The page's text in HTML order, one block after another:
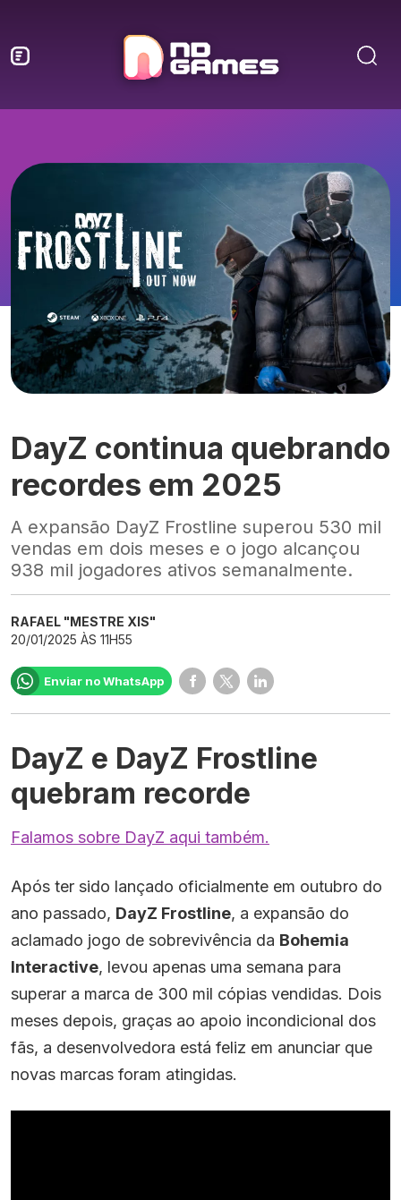
DayZ continua quebrando
recordes em 2025
A expansão DayZ Frostline superou 530 mil
vendas em dois meses e o jogo alcançou
938 mil jogadores ativos semanalmente.
RAFAEL "MESTRE XIS"
20/01/2025 ÀS 11H55
Enviar no WhatsApp
DayZ e DayZ Frostline
quebram recorde
Falamos sobre DayZ aqui também.
Após ter sido lançado oficialmente em outubro do
ano passado, DayZ Frostline, a expansão do
aclamado jogo de sobrevivência da Bohemia
Interactive, levou apenas uma semana para
superar a marca de 300 mil cópias vendidas. Dois
meses depois, graças ao apoio incondicional dos
fãs, a desenvolvedora está feliz em anunciar que
novas marcas foram atingidas.